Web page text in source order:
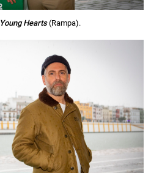
Young Hearts(Rampa).